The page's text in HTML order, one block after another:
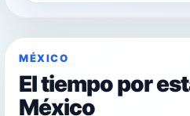
MÉXICO
El tiempo por
México